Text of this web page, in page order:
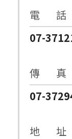
電 話
07-
傳 真
07-
地 址